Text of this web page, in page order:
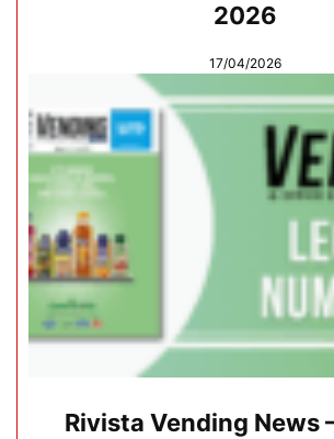
2026
17/04/2026
Rivista Vending News